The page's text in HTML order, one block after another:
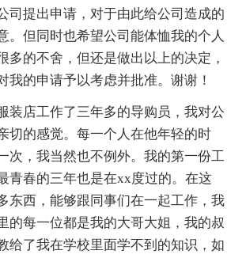
司提出申请，对于由此给公司造成的
。但同时也希望公司能体恤我的个人
多的不舍，但还是做出以上的决定，
我的申请予以考虑并批准。谢谢！
装店工作了三年多的导购员，我对公
切的感觉。每一个人在他年轻的时
次，我当然也不例外。我的第一份工
青春的三年也是在xx度过的。在这
东西，能够跟同事们在一起工作，我
的每一位都是我的大哥大姐，我的叔
给了我在学校里面学不到的知识，如